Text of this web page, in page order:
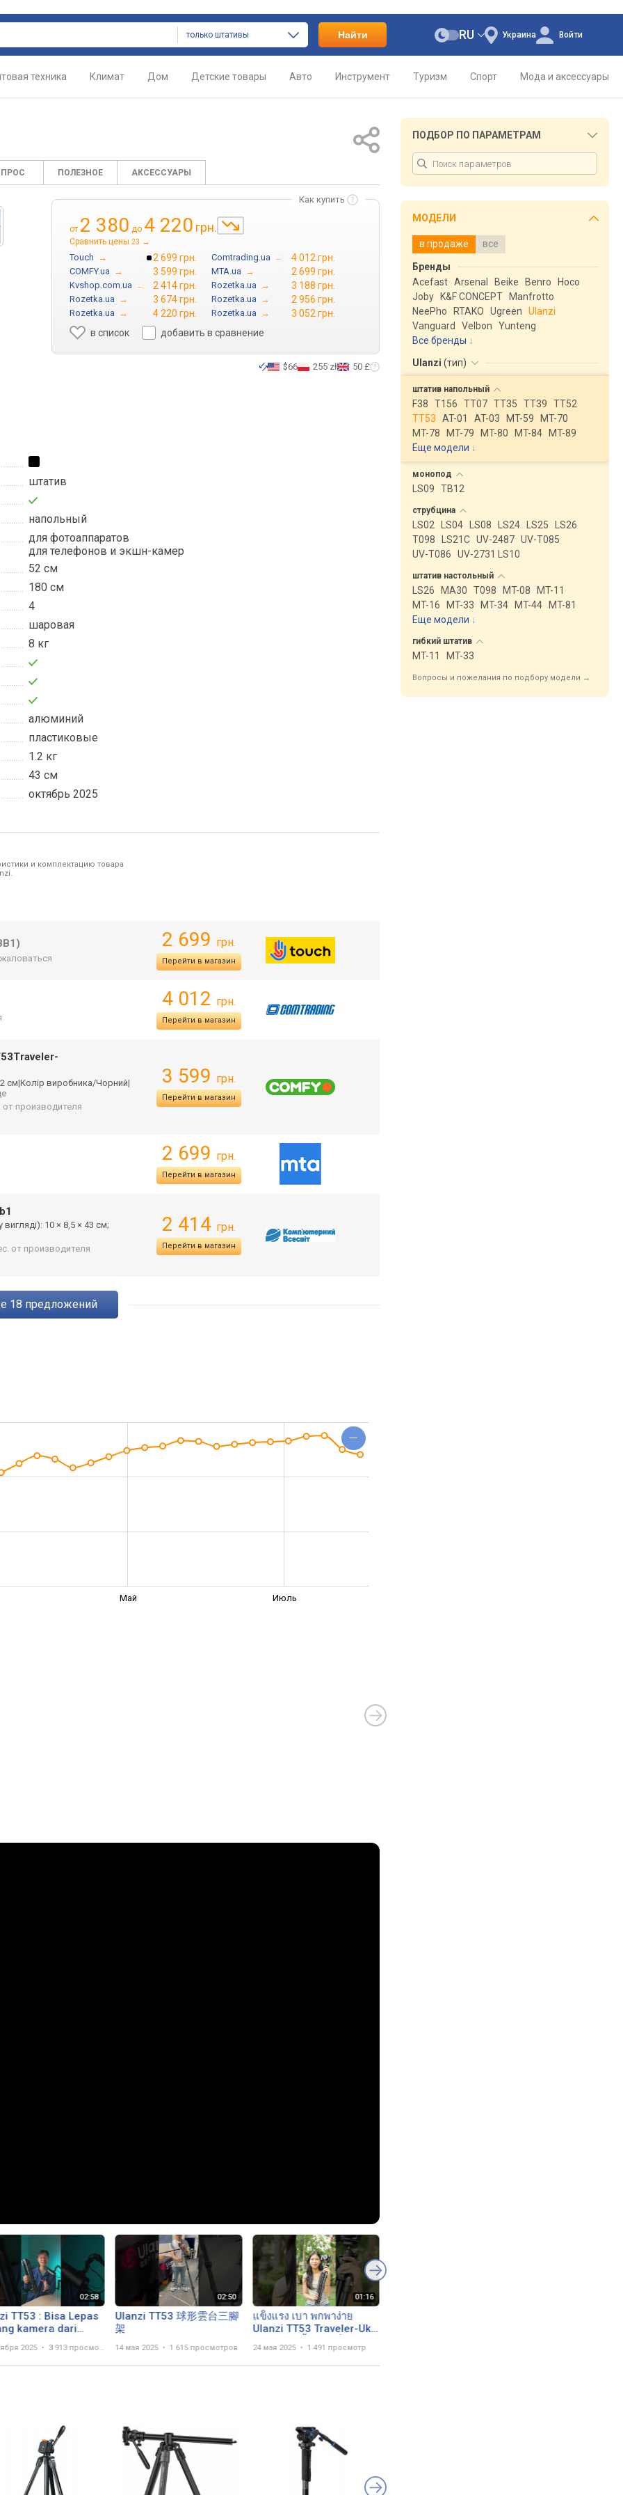
только штативы Найти Украина
RU Войти
техника Климат Дом Детские товары Авто Инструмент Туризм Спорт Мода и аксессуары
ПОЛЕЗНОЕ АКСЕССУАРЫ
Как купить
от 2 380 до 4 220 грн.
Сравнить цены 23 →
Touch → 2 699 грн. Comtrading.ua → 4 012 грн.
COMFY.ua → 3 599 грн. MTA.ua → 2 699 грн.
Kvshop.com.ua → 2 414 грн. Rozetka.ua → 3 188 грн.
Rozetka.ua → 3 674 грн. Rozetka.ua → 2 956 грн.
Rozetka.ua → 4 220 грн. Rozetka.ua →
3 052 грн.
в список
добавить в сравнение
$66 255 zł 50 £
штатив
напольный
для фотоаппаратов
для телефонов и экшн-камер
52 см
180 см
4
шаровая
8 кг
алюминий
пластиковые
1.2 кг
43 см
октябрь 2025
и комплектацию товара
2 699 грн.
Перейти в магазин
4 012 грн.
Перейти в магазин
см|Колір виробника/Чорний|
от производителя
3 599 грн.
Перейти в магазин
2 699 грн.
Перейти в магазин
10 × 8,5 × 43 см;
от производителя
2 414 грн.
Перейти в магазин
18 предложений
Май Июль
TT53 : Bisa Lepas
kamera dari
#tripod
2025 3 913 просмотра
Ulanzi TT53 球形雲台三腳
架
14 мая 2025 1 615 просмотров
แข็งแรง เบา พกพาง่าย
Ulanzi TT53 Traveler-Uka
ต้องมีติดกระเป๋า!
24 мая 2025 1 491 просмотр
ПОДБОР ПО ПАРАМЕТРАМ
МОДЕЛИ
в продаже все
Бренды
Acefast Arsenal Beike Benro
Hoco
Joby
K&F CONCEPT
Manfrotto
NeePho
RTAKO Ugreen
Ulanzi
Vanguard
Velbon
Yunteng
Все бренды
Ulanzi (тип)
штатив напольный
F38 T156 TT07 TT35 TT39
TT52
TT53
AT-01 AT-03 MT-59
MT-70
MT-78
MT-79 MT-80 MT-84
MT-89
Еще модели ↓
монопод
LS09 TB12
струбцина
LS02 LS04 LS08 LS24 LS25
LS26
T098
LS21C UV-2487 UV-T085
UV-T086
UV-2731 LS10
штатив настольный
LS26 MA30 T098 MT-08
MT-11
MT-16
MT-33 MT-34 MT-44
MT-81
Еще модели ↓
гибкий штатив
MT-11 MT-33
Вопросы и пожелания по подбору модели →